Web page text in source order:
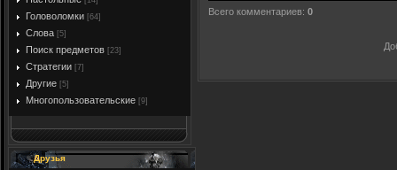
Головоломки [64]
Слова [5]
Поиск предметов [23]
Стратегии [7]
Другие [5]
Многопользовательские [9]
Друзья
Всего комментариев: 0